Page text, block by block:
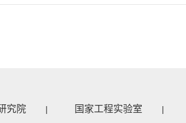
究院 | 国家工程实验室 |